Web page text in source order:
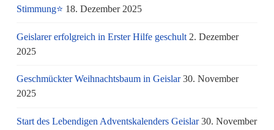
Stimmung⭐ 18. Dezember 2025
Geislarer erfolgreich in Erster Hilfe geschult 2. Dezember
2025
Geschmückter Weihnachtsbaum in Geislar 30. November
2025
Start des Lebendigen Adventskalenders Geislar 30. November